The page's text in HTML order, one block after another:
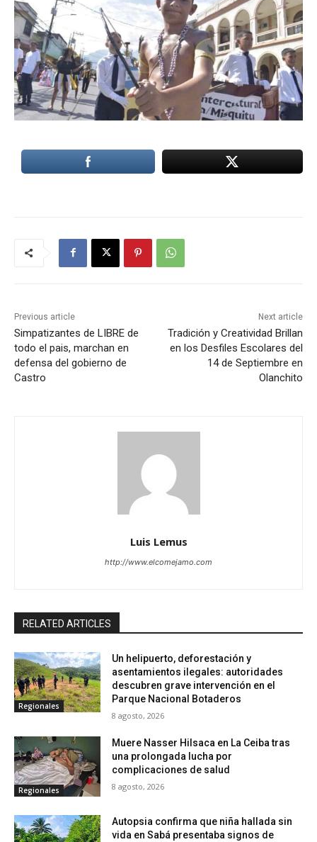
Previous article
Simpatizantes de LIBRE de
todo el pais, marchan en
defensa del gobierno de
Castro
Next article
Tradición y Creatividad Brillan
en los Desfiles Escolares del
14 de Septiembre en
Olanchito
Luis Lemus
http://www.elcomejamo.com
RELATED ARTICLES
Regionales
Un helipuerto, deforestación y
asentamientos ilegales: autoridades
descubren grave intervención en el
Parque Nacional Botaderos
8 agosto, 2026
Regionales
Muere Nasser Hilsaca en La Ceiba tras
una prolongada lucha por
complicaciones de salud
8 agosto, 2026
Autopsia confirma que niña hallada sin
vida en Sabá presentaba signos de